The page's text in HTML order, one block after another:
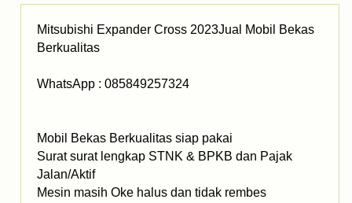
Mitsubishi Expander Cross 2023Jual Mobil Bekas
Berkualitas
WhatsApp : 085849257324
Mobil Bekas Berkualitas siap pakai
Surat surat lengkap STNK & BPKB dan Pajak
Jalan/Aktif
Mesin masih Oke halus dan tidak rembes